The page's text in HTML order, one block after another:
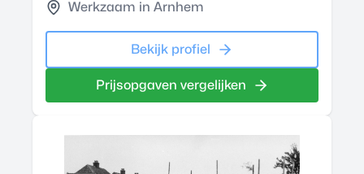
Werkzaam in Arnhem
Bekijk profiel
Prijsopgaven vergelijken